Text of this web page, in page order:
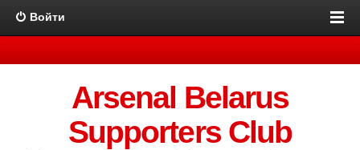
Войти
Arsenal Belarus
Supporters Club